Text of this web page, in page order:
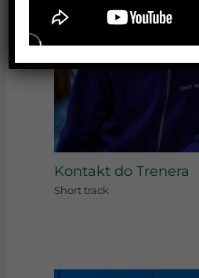
Kontakt do Trenera
Short track